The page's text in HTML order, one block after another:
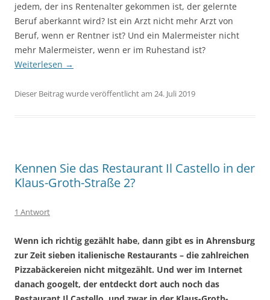
jedem, der ins Rentenalter gekommen ist, der gelernte
Beruf aberkannt wird? Ist ein Arzt nicht mehr Arzt von
Beruf, wenn er Rentner ist? Und ein Malermeister nicht
mehr Malermeister, wenn er im Ruhestand ist?
Weiterlesen →
Dieser Beitrag wurde veröffentlicht am 24. Juli 2019
Kennen Sie das Restaurant Il Castello in der
Klaus-Groth-Straße 2?
1 Antwort
Wenn ich richtig gezählt habe, dann gibt es in Ahrensburg
zur Zeit sieben italienische Restaurants – die zahlreichen
Pizzabäckereien nicht mitgezählt. Und wer im Internet
danach googelt, der entdeckt dort auch noch das